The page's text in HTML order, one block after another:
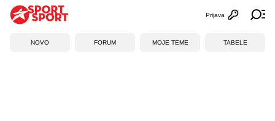
Otvori
Prijava
NOVO FORUM MOJE TEME TABELE